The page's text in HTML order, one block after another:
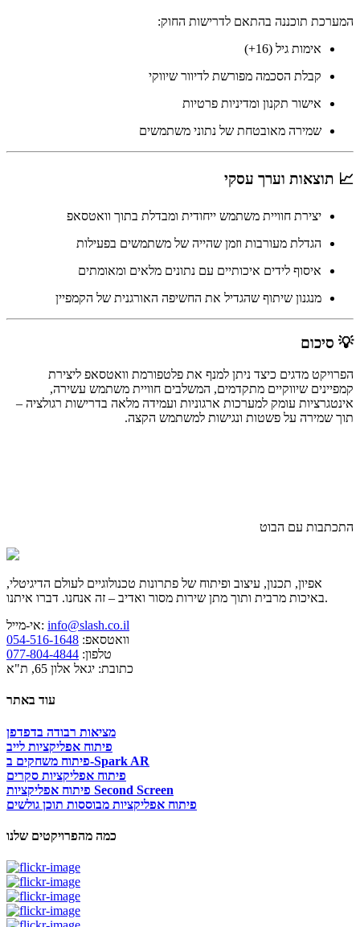
המערכת תוכננה בהתאם לדרישות החוק:
אימות גיל (16+)
קבלת הסכמה מפורשת לדיוור שיווקי
אישור תקנון ומדיניות פרטיות
שמירה מאובטחת של נתוני משתמשים
📈 תוצאות וערך עסקי
יצירת חוויית משתמש ייחודית ומבדלת בתוך וואטסאפ
הגדלת מעורבות וזמן שהייה של משתמשים בפעילות
איסוף לידים איכותיים עם נתונים מלאים ומאומתים
מנגנון שיתוף שהגדיל את החשיפה האורגנית של הקמפיין
💡 סיכום
הפרויקט מדגים כיצד ניתן למנף את פלטפורמת וואטסאפ ליצירת
קמפיינים שיווקיים מתקדמים, המשלבים חוויית משתמש עשירה,
אינטגרציות עומק למערכות ארגוניות ועמידה מלאה בדרישות רגולציה –
תוך שמירה על פשטות ונגישות למשתמש הקצה.
התכתבות עם הבוט
אפיון, תכנון, עיצוב ופיתוח של פתרונות טכנולוגיים לעולם הדיגיטלי,
באיכות מרבית ותוך מתן שירות מסור ואדיב – זה אנחנו. דברו איתנו.
אי-מייל: info@slash.co.il
וואטסאפ: 054-516-1648
טלפון: 077-804-4844
כתובת: יגאל אלון 65, ת"א
עוד באתר
מציאות רבודה בדפדפן
פיתוח אפליקציות לייב
פיתוח משחקים ב-Spark AR
פיתוח אפליקציות סקרים
פיתוח אפליקציות Second Screen
פיתוח אפליקציות מבוססות תוכן גולשים
כמה מהפרויקטים שלנו